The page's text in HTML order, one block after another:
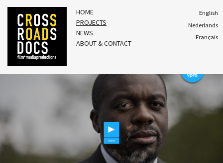
HOME
PROJECTS
NEWS
ABOUT & CONTACT
English
Nederlands
Français